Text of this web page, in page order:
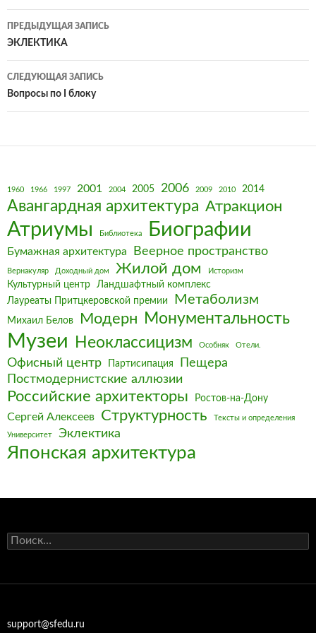
Навигация
по
записям
ПРЕДЫДУЩАЯ ЗАПИСЬ
ЭКЛЕКТИКА
СЛЕДУЮЩАЯ ЗАПИСЬ
Вопросы по I блоку
1960 1966 1997 2001 2004 2005 2006 2009 2010 2014
Авангардная архитектура Атракцион
Атриумы Библиотека Биографии
Бумажная архитектура Веерное пространство
Вернакуляр Доходный дом Жилой дом Историзм
Культурный центр
Ландшафтный комплекс
Лауреаты Притцкеровской премии
Метаболизм
Михаил Белов Модерн Монументальность
Музеи Неоклассицизм Особняк Отели.
Офисный центр Партисипация
Пещера
Постмодернистские аллюзии
Российские архитекторы Ростов-на-Дону
Сергей Алексеев Структурность Тексты и определения
Университет Эклектика
Японская архитектура
Найти:
support@sfedu.ru